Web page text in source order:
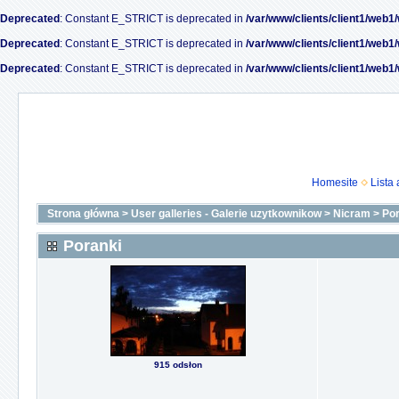
Deprecated : Constant E_STRICT is deprecated in /var/www/clients/client1/
Deprecated : Constant E_STRICT is deprecated in /var/www/clients/client1/
Deprecated : Constant E_STRICT is deprecated in /var/www/clients/client1/
Homesite
Lista
Strona główna > User galleries - Galerie uzytkownikow> Nicram >
Poranki
915 odsłon